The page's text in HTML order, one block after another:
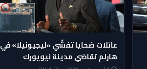
عائلات ضحايا تفشّي «ليجيونيلا» في
هارلم تقاضي مدينة نيويورك